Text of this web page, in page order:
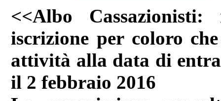
<<Albo
iscrizione per coloro
attività alla data di
il 2 febbraio 2016